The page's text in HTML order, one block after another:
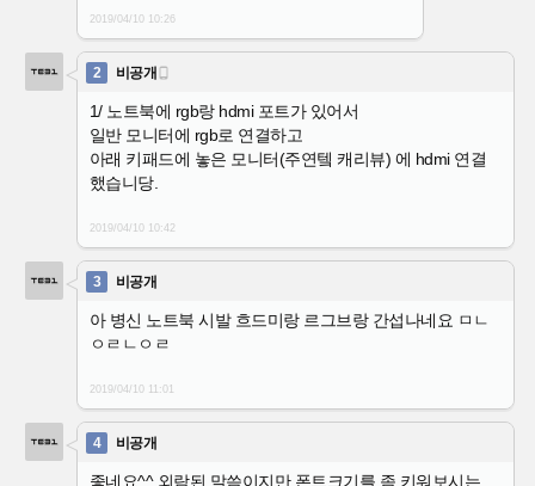
2019/04/1010:26
2 비공개 
1/ 노트북에 rgb랑 hdmi 포트가 있어서
일반 모니터에 rgb로 연결하고
아래 키패드에 놓은 모니터(주연텤 캐리뷰) 에 hdmi 연결
했습니당.
2019/04/1010:42
3 비공개
아 병신 노트북 시발 흐드미랑 르그브랑 간섭나네요 ㅁㄴ
ㅇㄹㄴㅇㄹ
2019/04/1011:01
4 비공개
좋네요^^ 외람된 말씀이지만 폰트크기를 좀 키워보시는